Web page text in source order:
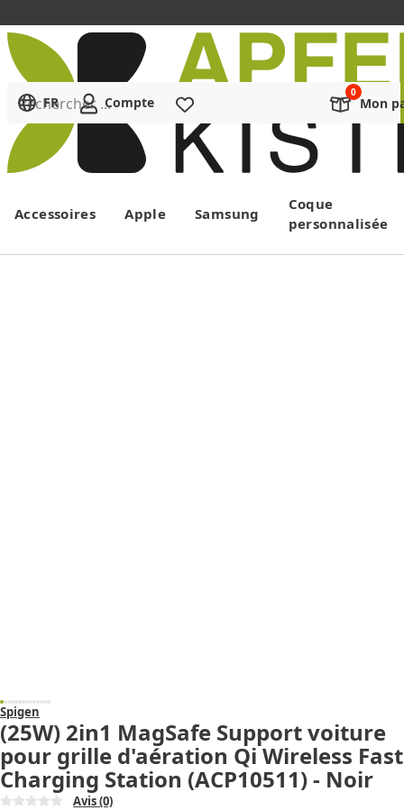
Menu
Rechercher ...
FR Compte Mon
Accessoires Apple Samsung
Coque
personnalisée
Spigen
(25W) 2in1 MagSafe Support voiture
pour grille d'aération Qi Wireless Fast
Charging Station (ACP10511) - Noir
Avis(0)